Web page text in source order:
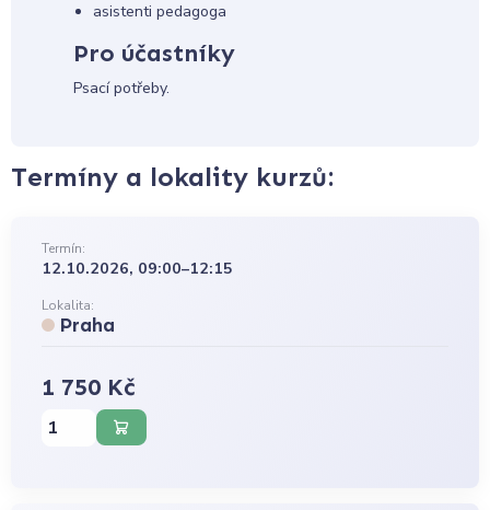
asistenti pedagoga
Pro účastníky
Psací potřeby.
Termíny a lokality kurzů:
Termín:
12.10.2026, 09:00–12:15
Lokalita:
Praha
1 750 Kč